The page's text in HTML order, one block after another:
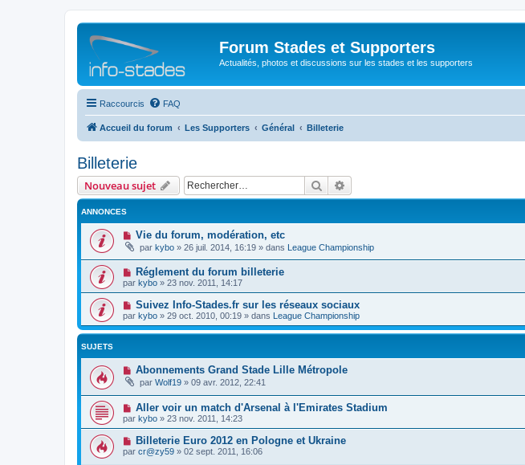
Forum Stades et Supporters
Actualités, photos et discussions sur les stades et les supporters
Raccourcis FAQ
Accueil du forum Les Supporters Général Billeterie
Billeterie
Nouveau sujet Rechercher
ANNONCES
Vie du forum, modération, etc
par kybo » 26 juil. 2014, 16:19 » dans League Championship
Réglement du forum billeterie
par kybo » 23 nov. 2011, 14:17
Suivez Info-Stades.fr sur les réseaux sociaux
par kybo » 29 oct. 2010, 00:19 » dans League Championship
SUJETS
Abonnements Grand Stade Lille Métropole
par Wolf19 » 09 avr. 2012, 22:41
Aller voir un match d'Arsenal à l'Emirates Stadium
par kybo » 23 nov. 2011, 14:23
Billeterie Euro 2012 en Pologne et Ukraine
par cr@zy59 » 02 sept. 2011, 16:06